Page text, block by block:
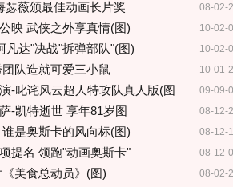
08-02-
瑟薇颁最佳动画长片奖
10-02-
映 武侠之外享真情(图)
10-02-
凡达"决战"拆弹部队"(图)
10-01-
队造就可爱三小鼠
09-09-
-叱诧风云超人特攻队真人版(图
08-12-
-凯特逝世 享年81岁图
08-12-
是奥斯卡的风向标(图)
08-12-
提名 领跑"动画奥斯卡"
08-02-
美食总动员》(图)